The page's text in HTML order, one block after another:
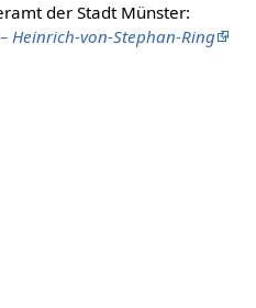
der Stadt Münster:
Heinrich-von-Stephan-Ring